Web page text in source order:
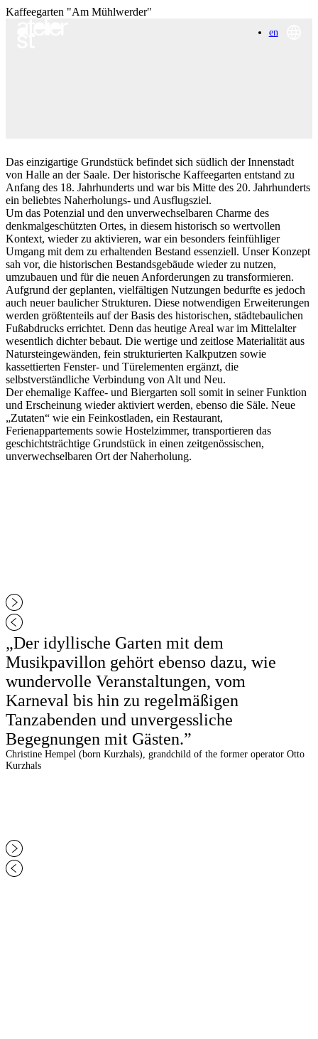
en
Kaffeegarten "Am Mühlwerder"
Das einzigartige Grundstück befindet sich südlich der Innenstadt
von Halle an der Saale. Der historische Kaffeegarten entstand zu
Anfang des 18. Jahrhunderts und war bis Mitte des 20. Jahrhunderts
ein beliebtes Naherholungs- und Ausflugsziel.
Um das Potenzial und den unverwechselbaren Charme des
denkmalgeschützten Ortes, in diesem historisch so wertvollen
Kontext, wieder zu aktivieren, war ein besonders feinfühliger
Umgang mit dem zu erhaltenden Bestand essenziell. Unser Konzept
sah vor, die historischen Bestandsgebäude wieder zu nutzen,
umzubauen und für die neuen Anforderungen zu transformieren.
Aufgrund der geplanten, vielfältigen Nutzungen bedurfte es jedoch
auch neuer baulicher Strukturen. Diese notwendigen Erweiterungen
werden größtenteils auf der Basis des historischen, städtebaulichen
Fußabdrucks errichtet. Denn das heutige Areal war im Mittelalter
wesentlich dichter bebaut. Die wertige und zeitlose Materialität aus
Natursteingewänden, fein strukturierten Kalkputzen sowie
kassettierten Fenster- und Türelementen ergänzt, die
selbstverständliche Verbindung von Alt und Neu.
Der ehemalige Kaffee- und Biergarten soll somit in seiner Funktion
und Erscheinung wieder aktiviert werden, ebenso die Säle. Neue
„Zutaten“ wie ein Feinkostladen, ein Restaurant,
Ferienappartements sowie Hostelzimmer, transportieren das
geschichtsträchtige Grundstück in einen zeitgenössischen,
unverwechselbaren Ort der Naherholung.
„Der idyllische Garten mit dem
Musikpavillon gehört ebenso dazu, wie
wundervolle Veranstaltungen, vom
Karneval bis hin zu regelmäßigen
Tanzabenden und unvergessliche
Begegnungen mit Gästen.”
Christine Hempel (born Kurzhals), grandchild of the former operator Otto
Kurzhals